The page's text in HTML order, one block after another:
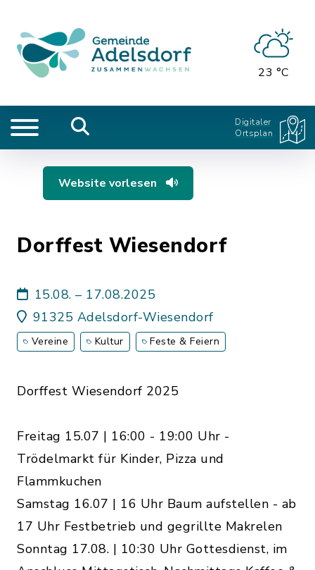
23 °C
Digitaler
Ortsplan
Website vorlesen
Dorffest Wiesendorf
15.08. – 17.08.2025
91325 Adelsdorf-Wiesendorf
Vereine Kultur Feste & Feiern
Dorffest Wiesendorf 2025
Freitag 15.07 | 16:00 - 19:00 Uhr -
Trödelmarkt für Kinder, Pizza und
Flammkuchen
Samstag 16.07 | 16 Uhr Baum aufstellen - ab
17 Uhr Festbetrieb und gegrillte Makrelen
Sonntag 17.08. | 10:30 Uhr Gottesdienst, im